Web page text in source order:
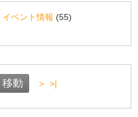
イベント情報 (55)
> >|